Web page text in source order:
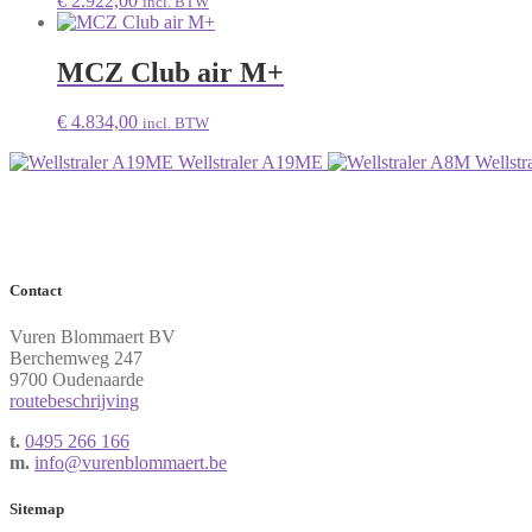
MCZ Club air M+
€ 4.834,00 incl. BTW
Wellstraler A19ME
Contact
Vuren Blommaert BV
Berchemweg 247
9700 Oudenaarde
routebeschrijving
t. 0495 266 166
m. info@vurenblommaert.be
Sitemap